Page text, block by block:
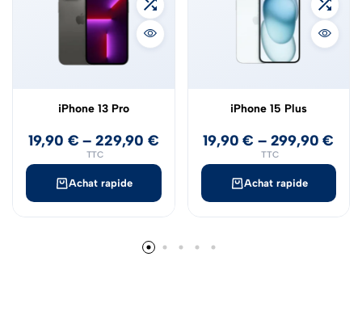
Achat rapide
iPhone 13 Pro
19,90 € –229,90 €
TTC
Achat rapide
iPhone 15 Plus
19,90€ – 299,90€
TTC